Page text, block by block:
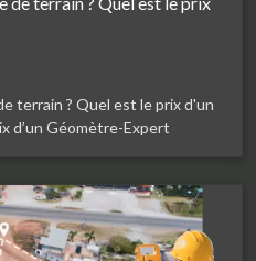
terrain ? Quel est le prix d'un
d’un Géomètre-Expert